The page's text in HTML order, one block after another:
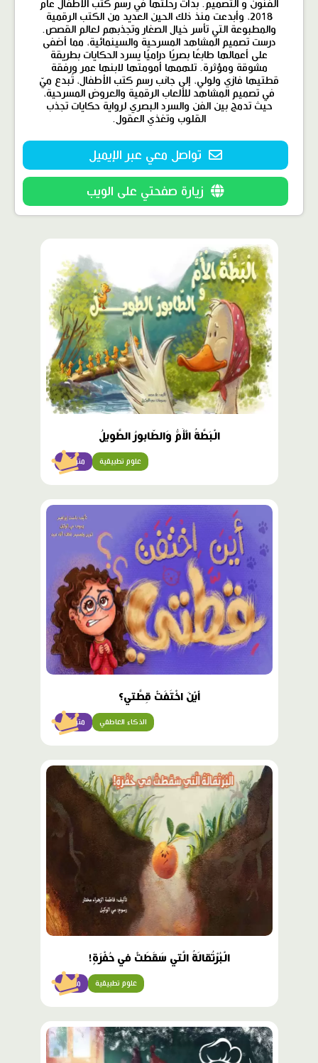
الفنون و التصميم. بدأت رحلتها في رسم كتب الأطفال عام
2018، وأبدعت منذ ذلك الحين العديد من الكتب الرقمية
والمطبوعة التي تأسر خيال الصغار وتجذبهم لعالم القصص.
درست تصميم المشاهد المسرحية والسينمائية، مما أضفى
على أعمالها طابعًا بصريًا دراميًا يسرد الحكايات بطريقة
مشوقة ومؤثرة. تلهمها أمومتها لابنها عمر ورفقة
قطتيها فازي ولولي، إلى جانب رسم كتب الأطفال، تُبدع ميّ
في تصميم المشاهد للألعاب الرقمية والعروض المسرحية،
حيث تدمج بين الفن والسرد البصري لرواية حكايات تجذب
القلوب وتغذي العقول.
تواصل معي عبر الإيميل
زيارة صفحتي على الويب
محتوى
مميّز
الْبَطَّةُ الْأُمُّ وَالطّابورُ الطَّويلُ
متوسّط علوم تطبيقية
محتوى
مميّز
أَيْنَ اخْتَفَتْ قِطَّتي؟
متوسّط الذكاء العاطفي
محتوى
مميّز
الْبُرْتُقالَةُ الَّتي سَقَطَتْ في حُفْرَةٍ!
مبتدئ علوم تطبيقية
محتوى
مميّز